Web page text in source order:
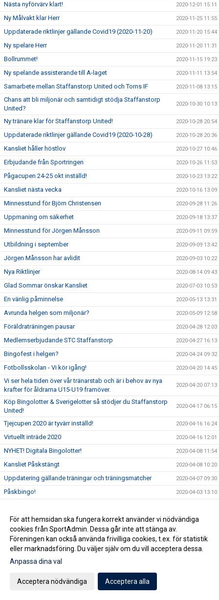
Nästa nyförvärv klart! 2020-12-01 15:11
Ny Målvakt klar Herr 2020-11-25 11:55
Uppdaterade riktlinjer gällande Covid19 (2020-11-20) 2020-11-20 15:44
Ny spelare Herr 2020-11-20 11:31
Bollrummet! 2020-11-15 19:23
Ny spelande assisterande till A-laget 2020-11-11 13:54
Samarbete mellan Staffanstorp United och Torns IF 2020-11-08 13:15
Chans att bli miljonär och samtidigt stödja Staffanstorp
United?
2020-10-30 10:13
Ny tränare klar för Staffanstorp United! 2020-10-28 20:54
Uppdaterade riktlinjer gällande Covid19 (2020-10-28) 2020-10-28 20:36
Kansliet håller höstlov 2020-10-27 10:46
Erbjudande från Sportringen 2020-10-26 11:53
Pågacupen 24-25 okt inställd! 2020-10-23 13:22
Kansliet nästa vecka 2020-10-16 13:09
Minnesstund för Björn Christensen 2020-09-28 11:26
Uppmaning om säkerhet 2020-09-18 13:37
Minnesstund för Jörgen Månsson 2020-09-11 09:59
Utbildning i september 2020-09-09 13:42
Jörgen Månsson har avlidit 2020-09-03 10:22
Nya Riktlinjer 2020-08-14 09:43
Glad Sommar önskar Kansliet 2020-07-03 10:53
En vänlig påminnelse 2020-05-13 13:31
Avrunda helgen som miljonär? 2020-05-09 12:58
Föräldraträningen pausar 2020-04-28 12:03
Medlemserbjudande STC Staffanstorp 2020-04-27 16:13
Bingofest i helgen? 2020-04-24 09:32
Fotbollsskolan - Vi kör igång! 2020-04-20 14:45
Vi ser hela tiden över vår tränarstab och är i behov av nya
krafter för åldrarna U15-U19 framöver.
2020-04-20 07:13
Köp Bingolotter & Sverigelotter så stödjer du Staffanstorp
United!
2020-04-17 06:15
Tjejcupen 2020 är tyvärr inställd! 2020-04-16 16:24
Virtuellt inträde 2020 2020-04-16 12:01
NYHET! Digitala Bingolotter! 2020-04-08 11:54
Kansliet Påskstängt 2020-04-08 10:20
Uppdatering gällande träningar och träningsmatcher 2020-04-07 09:30
Påskbingo! 2020-04-03 13:10
Samtliga matcher ställs in tills vidare 2020-04-02 15:32
Uppdatering gällande aktiviter på Staffansvallen med
hänsyn till covid19
2020-03-14 10:10
Staffansvallen stängs ner tills vidare!
Nu anlitar vi en konsult för att optimera verksamheten
Vårens domarkurser
För att hemsidan ska fungera korrekt använder vi nödvändiga
cookies från SportAdmin. Dessa går inte att stänga av.
Föreningen kan också använda frivilliga cookies, t.ex. för statistik
eller marknadsföring. Du väljer själv om du vill acceptera dessa.
Anpassa dina val
Acceptera nödvändiga Acceptera alla